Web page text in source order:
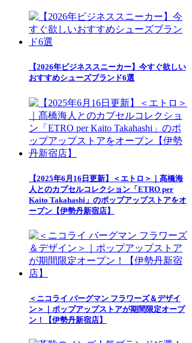
【2026年ビジネススニーカー】今すぐ欲しい
おすすめシューズブランド6選
【2025年6月16日更新】＜エトロ＞｜髙橋海
人とのカプセルコレクション「ETRO per
Kaito Takahashi」のポップアップストアをオ
ープン【伊勢丹新宿店】
＜ニコライ バーグマン フラワーズ＆デザイ
ン＞｜ポップアップストアが期間限定オープ
ン！【伊勢丹新宿店】